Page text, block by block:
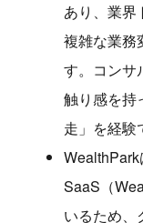
あり、業界
複雑な業務
す。コンサ
触り感を持
走」を経験
SaaS（
いるため、